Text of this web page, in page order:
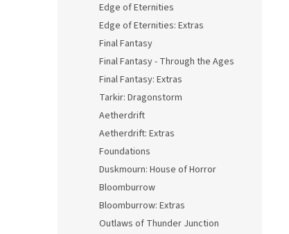
Edge of Eternities
Edge of Eternities: Extras
Final Fantasy
Final Fantasy - Through the Ages
Final Fantasy: Extras
Tarkir: Dragonstorm
Aetherdrift
Aetherdrift: Extras
Foundations
Duskmourn: House of Horror
Bloomburrow
Bloomburrow: Extras
Outlaws of Thunder Junction